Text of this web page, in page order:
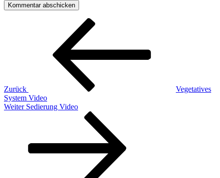
Beitragsnavigation
Zurück
Vegetatives
System Video
Nächster
Weiter Sedierung Video